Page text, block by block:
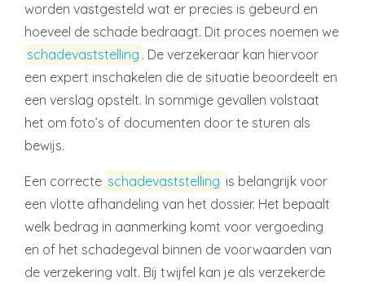
worden vastgesteld wat er precies is gebeurd en
hoeveel de schade bedraagt. Dit proces noemen we
schadevaststelling . De verzekeraar kan hiervoor
een expert inschakelen die de situatie beoordeelt en
een verslag opstelt. In sommige gevallen volstaat
het om foto’s of documenten door te sturen als
bewijs.
Een correcte schadevaststelling is belangrijk voor
een vlotte afhandeling van het dossier. Het bepaalt
welk bedrag in aanmerking komt voor vergoeding
en of het schadegeval binnen de voorwaarden van
de verzekering valt. Bij twijfel kan je als verzekerde